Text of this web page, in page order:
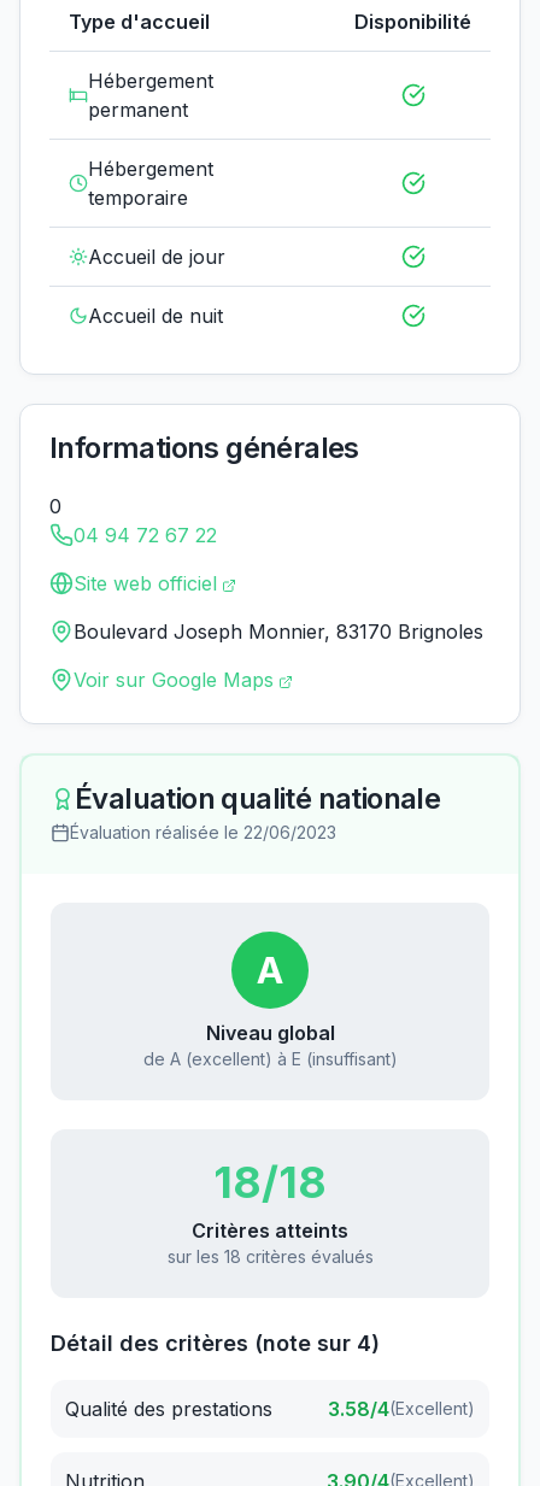
Type d'accueil Disponibilité
Hébergement
permanent
Hébergement
temporaire
Accueil de jour
Accueil de nuit
Informations générales
0
04 94 72 67 22
Site web officiel
Boulevard Joseph Monnier, 83170 Brignoles
Voir sur Google Maps
Évaluation qualité nationale
Évaluation réalisée le 22/06/2023
A
Niveau global
de A (excellent) à E (insuffisant)
18/18
Critères atteints
sur les 18 critères évalués
Détail des critères (note sur 4)
Qualité des prestations 3.58/4(Excellent)
Nutrition 3.90/4(Excellent)